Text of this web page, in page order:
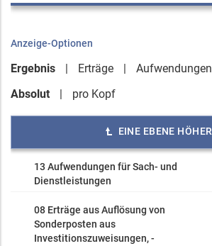
Anzeige-Optionen
Ergebnis Erträge
Aufwendungen
Absolut
pro Kopf
EINE EBENE HÖHER
13 Aufwendungen für Sach- und
Dienstleistungen
08 Erträge aus Auflösung von
Sonderposten aus
Investitionszuweisungen, -